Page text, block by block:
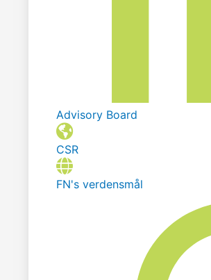
Advisory Board
CSR
FN's verdensmål